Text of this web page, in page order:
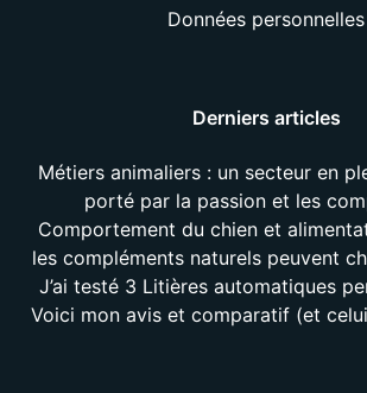
Données personnelles
Derniers articles
Métiers animaliers : un secteur en
porté par la passion et les
Comportement du chien et
les compléments naturels peuvent
J’ai testé 3 Litières automatiques
Voici mon avis et comparatif (et